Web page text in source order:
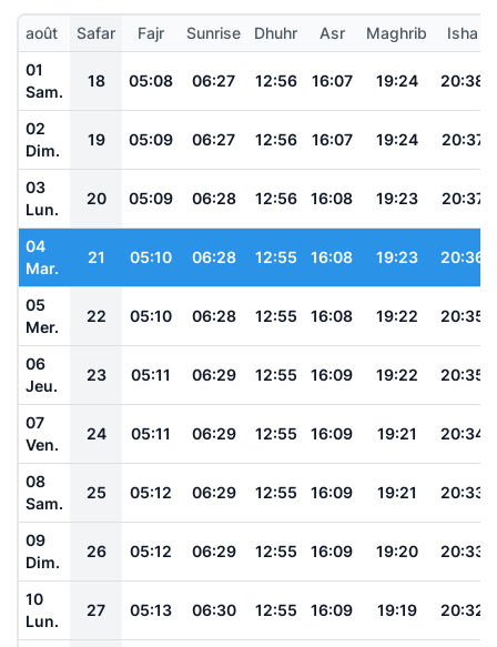
août Safar Fajr Sunrise Dhuhr Asr Maghrib
Isha
01
Sam.
18 05:08 06:27 12:56 16:07 19:24 20:38
02
Dim.
19 05:09 06:27 12:56 16:07 19:24 20:37
03
Lun.
20 05:09 06:28 12:56 16:08 19:23 20:37
04
Mar.
21 05:10 06:28 12:55 16:08 19:23 20:36
05
Mer.
22 05:10 06:28 12:55 16:08 19:22 20:35
06
Jeu.
23 05:11 06:29 12:55 16:09 19:22 20:35
07
Ven.
24 05:11 06:29 12:55 16:09 19:21 20:34
08
Sam.
25 05:12 06:29 12:55 16:09 19:21 20:33
09
Dim.
26 05:12 06:29 12:55 16:09 19:20 20:33
10
Lun.
27 05:13 06:30 12:55 16:09 19:19 20:32